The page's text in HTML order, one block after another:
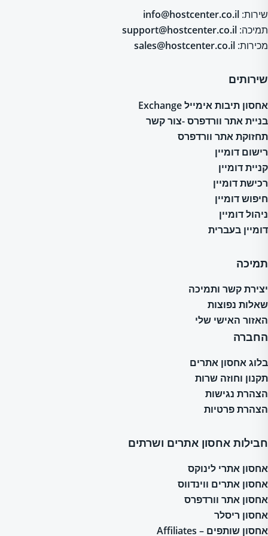
שירות: info@hostcenter.co.il
תמיכה: support@hostcenter.co.il
מכירות: sales@hostcenter.co.il
שירותים
אחסון תיבות אימייל Exchange
בניית אתר וורדפרס -צור קשר
תחזוקת אתר וורדפרס
רישום דומיין
קניית דומיין
רכישת דומיין
חיפוש דומיין
ניהול דומיין
דומיין בעברית
תמיכה
יצירת קשר ותמיכה
שאלות נפוצות
האזור האישי שלי
החברה
בלוג אחסון אתרים
תקנון וחוזה שרות
הצהרת נגישות
הצהרת פרטיות
חבילות אחסון אתרים ושרתים
אחסון אתרי לינוקס
אחסון אתרים ווינדווס
אחסון אתר וורדפרס
אחסון ריסלר
אחסון שותפים – Affiliates